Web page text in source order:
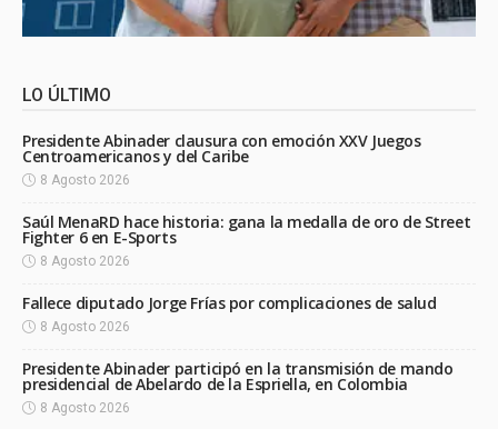
LO ÚLTIMO
Presidente Abinader clausura con emoción XXV Juegos
Centroamericanos y del Caribe
8 Agosto 2026
Saúl MenaRD hace historia: gana la medalla de oro de Street
Fighter 6 en E-Sports
8 Agosto 2026
Fallece diputado Jorge Frías por complicaciones de salud
8 Agosto 2026
Presidente Abinader participó en la transmisión de mando
presidencial de Abelardo de la Espriella, en Colombia
8 Agosto 2026